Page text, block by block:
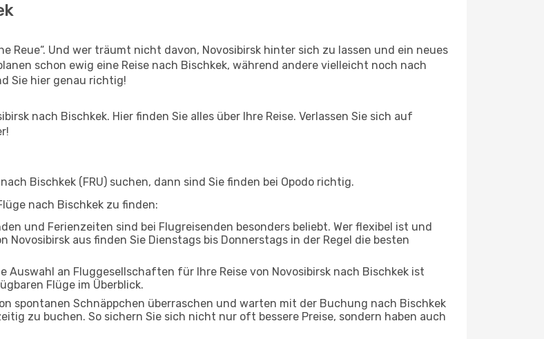
Reue“. Und wer träumt nicht davon, Novosibirsk hinter sich zu lassen und ein neues
schon ewig eine Reise nach Bischkek, während andere vielleicht noch nach
Sie hier genau richtig!
nach Bischkek. Hier finden Sie alles über Ihre Reise. Verlassen Sie sich auf
Bischkek (FRU) suchen, dann sind Sie finden bei Opodo richtig.
nach Bischkek zu finden:
und Ferienzeiten sind bei Flugreisenden besonders beliebt. Wer flexibel ist und
aus finden Sie Dienstags bis Donnerstags in der Regel die besten
Auswahl an Fluggesellschaften für Ihre Reise von Novosibirsk nach Bischkek ist
Flüge im Überblick.
spontanen Schnäppchen überraschen und warten mit der Buchung nach Bischkek
zu buchen. So sichern Sie sich nicht nur oft bessere Preise, sondern haben auch